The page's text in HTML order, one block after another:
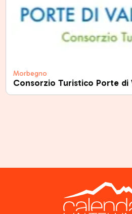
Morbegno
Consorzio Turistico Porte di